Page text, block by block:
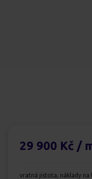
29 900 Kč /
vratná jistota, náklady na